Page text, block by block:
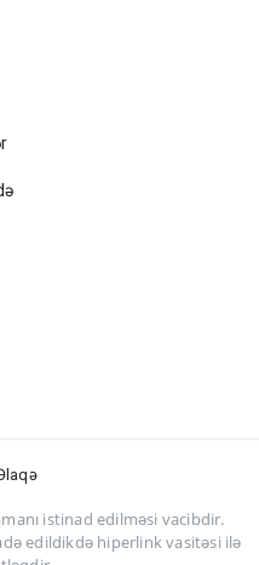
istinad edilməsi vacibdir.
edildikdə hiperlink vasitəsi ilə